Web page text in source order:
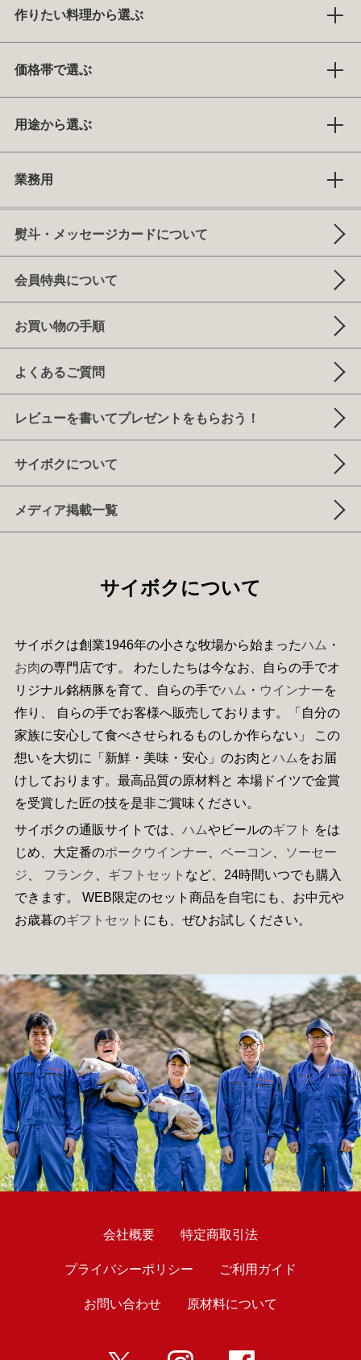
作りたい料理から選ぶ
価格帯で選ぶ
用途から選ぶ
業務用
熨斗・メッセージカードについて
会員特典について
お買い物の手順
よくあるご質問
レビューを書いてプレゼントをもらおう！
サイボクについて
メディア掲載一覧
サイボクについて
サイボクは創業1946年の小さな牧場から始まったハム ・
お肉の専門店です。 わたしたちは今なお、自らの手でオ
リジナル銘柄豚を育て、自らの手でハム ・ ウインナーを
作り、 自らの手でお客様へ販売しております。「自分の
家族に安心して食べさせられるものしか作らない」 この
想いを大切に「新鮮・美味・安心」のお肉とハム をお届
けしております。最高品質の原材料と 本場ドイツで金賞
を受賞した匠の技を是非ご賞味ください。
サイボクの通販サイトでは、 ハムやビールのギフト をは
じめ、大定番のポークウインナー ベーコン
ソーセー
ジ
フランク ギフトセット など、24時間いつでも購入
できます。 WEB限定のセット商品を自宅にも、お中元や
お歳暮のギフトセット にも、ぜひお試しください。
会社概要 特定商取引法
プライバシーポリシー ご利用ガイド
お問い合わせ 原材料について
twitter インスタ